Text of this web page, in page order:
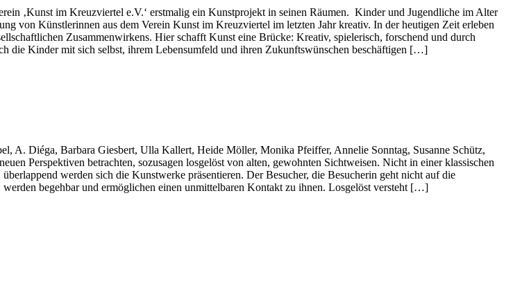
‚Kunst im Kreuzviertel e.V.‘ erstmalig ein Kunstprojekt in seinen Räumen. Kinder und Jugendliche im Alter
von Künstlerinnen aus dem Verein Kunst im Kreuzviertel im letzten Jahr kreativ. In der heutigen Zeit erleben
Zusammenwirkens. Hier schafft Kunst eine Brücke: Kreativ, spielerisch, forschend und durch
die Kinder mit sich selbst, ihrem Lebensumfeld und ihren Zukunftswünschen beschäftigen […]
A. Diéga, Barbara Giesbert, Ulla Kallert, Heide Möller, Monika Pfeiffer, Annelie Sonntag, Susanne Schütz,
Perspektiven betrachten, sozusagen losgelöst von alten, gewohnten Sichtweisen. Nicht in einer klassischen
werden sich die Kunstwerke präsentieren. Der Besucher, die Besucherin geht nicht auf die
begehbar und ermöglichen einen unmittelbaren Kontakt zu ihnen. Losgelöst versteht […]